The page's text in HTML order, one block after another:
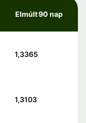
Elmúlt 90 nap
1,3365
1,3103